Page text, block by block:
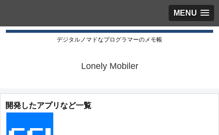
MENU
デジタルノマドなプログラマーのメモ帳
Lonely Mobiler
開発したアプリなど一覧